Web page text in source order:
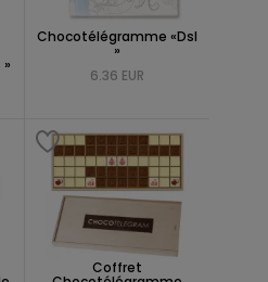
Chocotélégramme «Dsl
»
6.36 EUR
Coffret